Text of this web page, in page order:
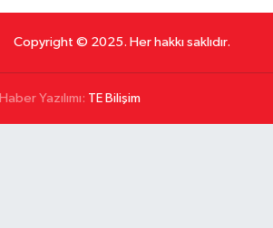
Copyright © 2025. Her hakkı saklıdır.
Haber Yazılımı: TE Bilişim